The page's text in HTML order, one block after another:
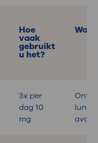
Hoe
vaak
gebruikt
u het?
3x per
dag 10
mg
lunch,